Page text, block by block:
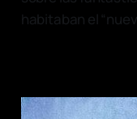
habitaban el